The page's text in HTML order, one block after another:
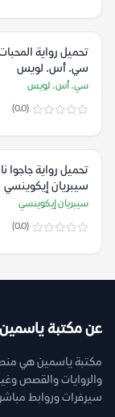
تحميل رواية
سي. أس. لويس
سي. أس. لويس
(0.0)
تحميل رواية جاجوا
سيبريان إيكوينسي
سيبريان إيكوينسي
(0.0)
عن مكتبة ياسمين
مكتبة ياسمين هي منصة
سيرفرات وروابط